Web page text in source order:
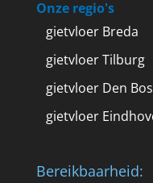
Onze regio's
gietvloer Breda
gietvloer Tilburg
gietvloer Den
gietvloer
Bereikbaarheid: